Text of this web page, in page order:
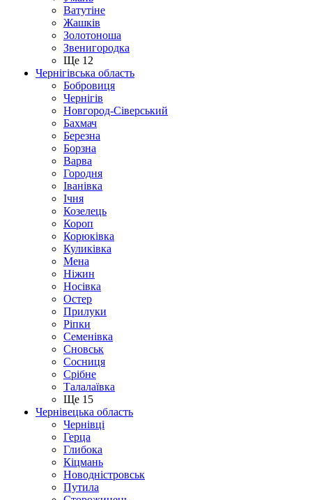
Ватутіне
Жашків
Золотоноша
Звенигородка
Ще 12
Чернігівська область
Бобровиця
Чернігів
Новгород-Сіверський
Бахмач
Березна
Борзна
Варва
Городня
Іванівка
Ічня
Козелець
Короп
Корюківка
Куликівка
Мена
Ніжин
Носівка
Остер
Прилуки
Ріпки
Семенівка
Сновськ
Сосниця
Срібне
Талалаївка
Ще 15
Чернівецька область
Чернівці
Герца
Глибока
Кіцмань
Новодністровськ
Путила